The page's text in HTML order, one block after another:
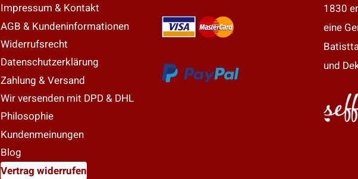
können
auf
der
Produktseite
gewählt
werden
gewählt
Impressum & Kontakt
AGB & Kundeninformationen
Widerrufsrecht
Datenschutzerklärung
Zahlung & Versand
Wir versenden mit DPD & DHL
Philosophie
Kundenmeinungen
Blog
Vertrag widerrufen
1830
eine
und